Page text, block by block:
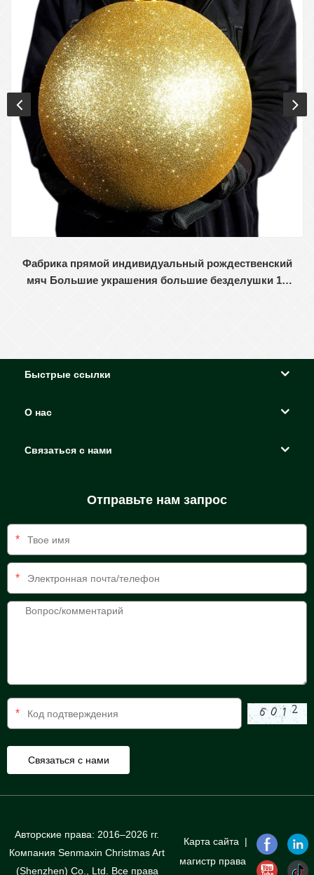
Фабрика прямой индивидуальный рождественский
мяч Большие украшения большие безделушки 15
Быстрые ссылки
О нас
Связаться с нами
Отправьте нам запрос
*
*
*
Авторские права: 2016–2026 гг.
Компания Senmaxin Christmas Art
(Shenzhen) Co., Ltd. Все права
Карта сайта|
магистр права